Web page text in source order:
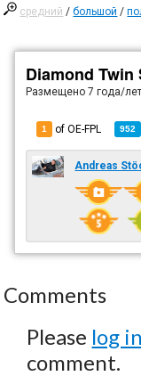
средний /большой /
Diamond Twin
Размещено7 года/
1 of OE-FPL 952
Andreas
Comments
Please log in
comment.